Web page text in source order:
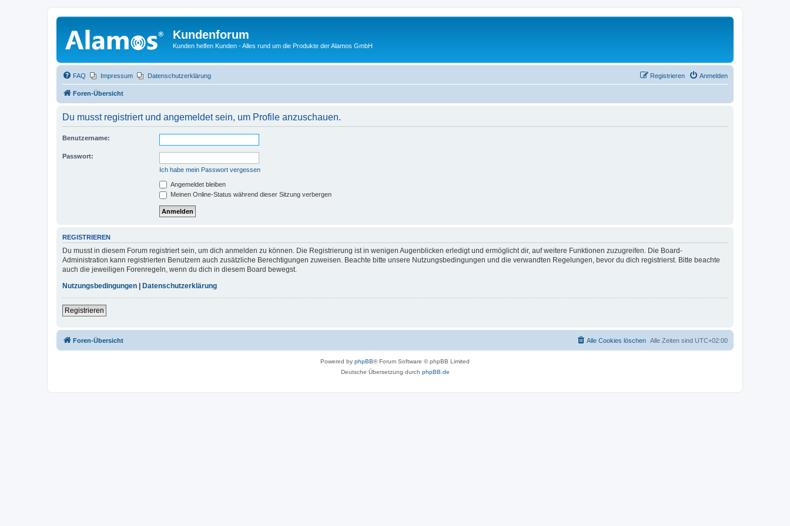
Kundenforum
Kunden helfen Kunden - Alles rund um die Produkte der Alamos GmbH
FAQ Impressum Datenschutzerklärung Anmelden
Registrieren
Foren-Übersicht
Du musst registriert und angemeldet sein, um Profile anzuschauen.
Benutzername:
Passwort:
Ich habe mein Passwort vergessen
Angemeldet bleiben
Meinen Online-Status während dieser Sitzung verbergen
REGISTRIEREN
Du musst in diesem Forum registriert sein, um dich anmelden zu können. Die Registrierung ist in wenigen Augenblicken erledigt und ermöglicht dir, auf weitere Funktionen zuzugreifen. Die Board-
Administration kann registrierten Benutzern auch zusätzliche Berechtigungen zuweisen. Beachte bitte unsere Nutzungsbedingungen und die verwandten Regelungen, bevor du dich registrierst. Bitte beachte
auch die jeweiligen Forenregeln, wenn du dich in diesem Board bewegst.
Nutzungsbedingungen
Datenschutzerklärung
Registrieren
Foren-Übersicht Alle Zeiten sind UTC+02:00
Alle Cookies löschen
Powered by phpBB® Forum Software © phpBB Limited
Deutsche Übersetzung durch phpBB.de